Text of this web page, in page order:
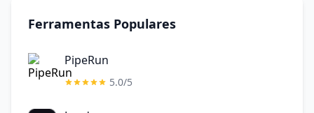
Ferramentas Populares
PipeRun
5.0/5